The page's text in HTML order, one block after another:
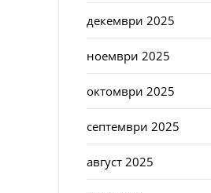
декември 2025
ноември 2025
октомври 2025
септември 2025
август 2025